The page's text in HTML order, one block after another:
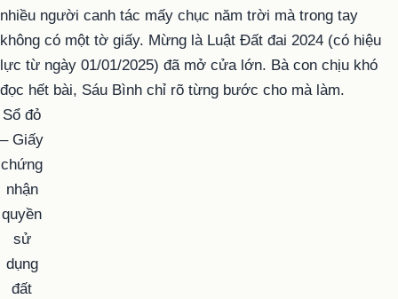
nhiều người canh tác mấy chục năm trời mà trong tay
không có một tờ giấy. Mừng là Luật Đất đai 2024 (có hiệu
lực từ ngày 01/01/2025) đã mở cửa lớn. Bà con chịu khó
đọc hết bài, Sáu Bình chỉ rõ từng bước cho mà làm.
Sổ đỏ
– Giấy
chứng
nhận
quyền
sử
dụng
đất